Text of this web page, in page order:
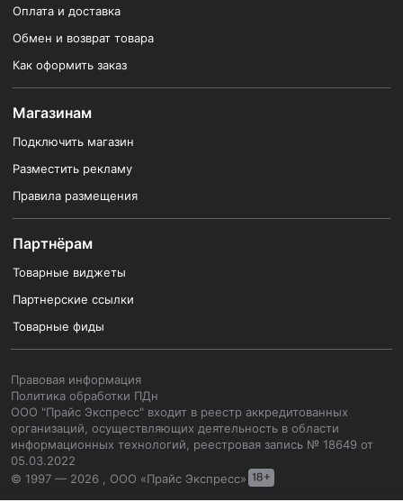
Оплата и доставка
Обмен и возврат товара
Как оформить заказ
Магазинам
Подключить магазин
Разместить рекламу
Правила размещения
Партнёрам
Товарные виджеты
Партнерские ссылки
Товарные фиды
Правовая информация
Политика обработки ПДн
ООО "Прайс Экспресс" входит в реестр аккредитованных
организаций, осуществляющих деятельность в области
информационных технологий, реестровая запись № 18649 от
05.03.2022
© 1997 — 2026 , ООО «Прайс Экспресс»